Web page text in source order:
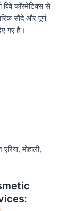
कॉस्मेटिक्स से
सौदे और पूर्ण
गए हैं।
मोहाली,